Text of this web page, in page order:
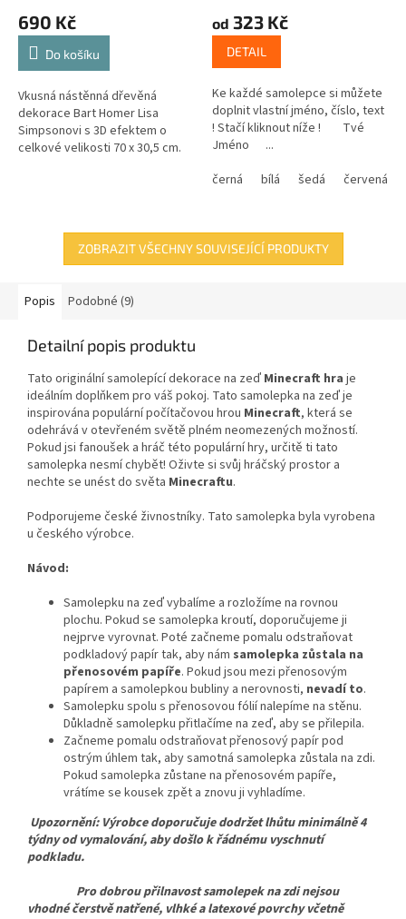
690 Kč
Do košíku
Vkusná nástěnná dřevěná
dekorace Bart Homer Lisa
Simpsonovi s 3D efektem o
celkové velikosti 70 x 30,5 cm.
od 323 Kč
DETAIL
Ke každé samolepce si můžete
doplnit vlastní jméno, číslo, text
! Stačí kliknout níže ! Tvé
Jméno ...
černá
bílá šedá červená
ZOBRAZIT VŠECHNY SOUVISEJÍCÍ PRODUKTY
Popis Podobné (9)
Detailní popis produktu
Tato originální samolepící dekorace na zeď Minecraft hra je
ideálním doplňkem pro váš pokoj. Tato samolepka na zeď je
inspirována populární počítačovou hrou Minecraft, která se
odehrává v otevřeném světě plném neomezených možností.
Pokud jsi fanoušek a hráč této populární hry, určitě ti tato
samolepka nesmí chybět! Oživte si svůj hráčský prostor a
nechte se unést do světa Minecraftu.
Podporujeme české živnostníky. Tato samolepka byla vyrobena
u českého výrobce.
Návod:
Samolepku na zeď vybalíme a rozložíme na rovnou
plochu. Pokud se samolepka kroutí, doporučujeme ji
nejprve vyrovnat. Poté začneme pomalu odstraňovat
podkladový papír tak, aby nám samolepka zůstala na
přenosovém papíře. Pokud jsou mezi přenosovým
papírem a samolepkou bubliny a nerovnosti, nevadí to.
Samolepku spolu s přenosovou fólií nalepíme na stěnu.
Důkladně samolepku přitlačíme na zeď, aby se přilepila.
Začneme pomalu odstraňovat přenosový papír pod
ostrým úhlem tak, aby samotná samolepka zůstala na zdi.
Pokud samolepka zůstane na přenosovém papíře,
vrátíme se kousek zpět a znovu ji vyhladíme.
Upozornění: Výrobce doporučuje dodržet lhůtu minimálně 4
týdny od vymalování, aby došlo k řádnému vyschnutí
podkladu.
Pro dobrou přilnavost samolepek na zdi nejsou
vhodné čerstvě natřené, vlhké a latexové povrchy včetně